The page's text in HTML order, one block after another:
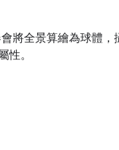
將全景算繪為球體，
性。